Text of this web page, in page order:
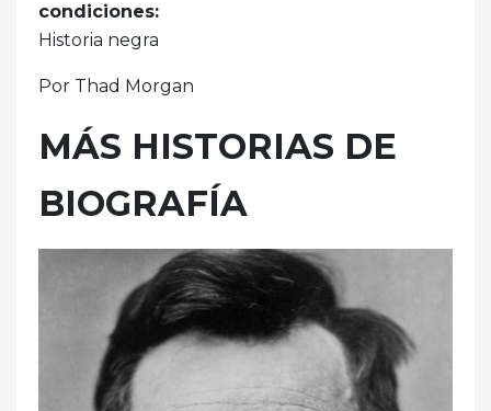
condiciones:
Historia negra
Por Thad Morgan
MÁS HISTORIAS DE
BIOGRAFÍA